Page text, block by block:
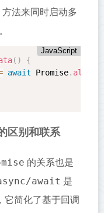
方法来同时启动多
JavaScript
( )
{
await Promise. all
区别和联系
的关系也是
await 是
它简化了基于回调